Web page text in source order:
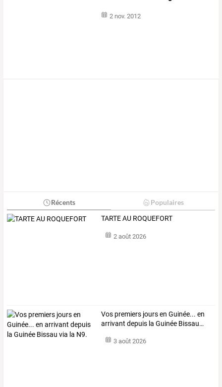
2 nov. 2012
Récents Populaires
TARTE AU ROQUEFORT
2 août 2026
Vos premiers joursen Guinée... en
arrivant depuis la Guinée Bissau…
3 août 2026